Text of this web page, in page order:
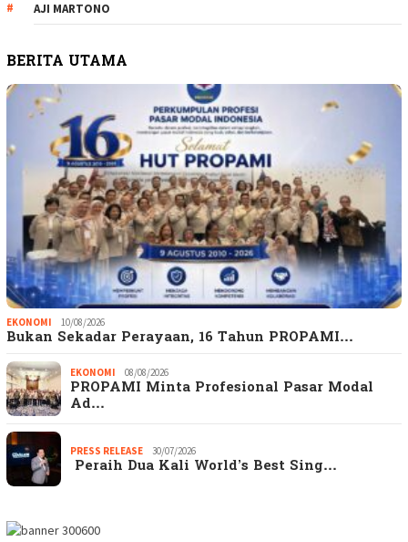
AJI MARTONO
BERITA UTAMA
EKONOMI 10/08/2026
Bukan Sekadar Perayaan, 16 Tahun PROPAMI…
EKONOMI 08/08/2026
PROPAMI Minta Profesional Pasar Modal
Ad…
PRESS RELEASE 30/07/2026
Peraih Dua Kali World’s Best Sing…